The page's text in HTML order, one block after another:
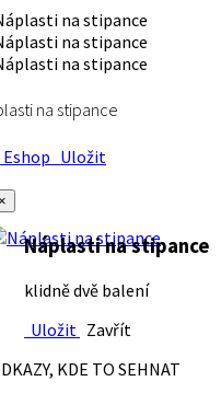
na stipance
Uložit
Náplasti na stipance
klidně dvě balení
Uložit Zavřít
KDE TO SEHNAT